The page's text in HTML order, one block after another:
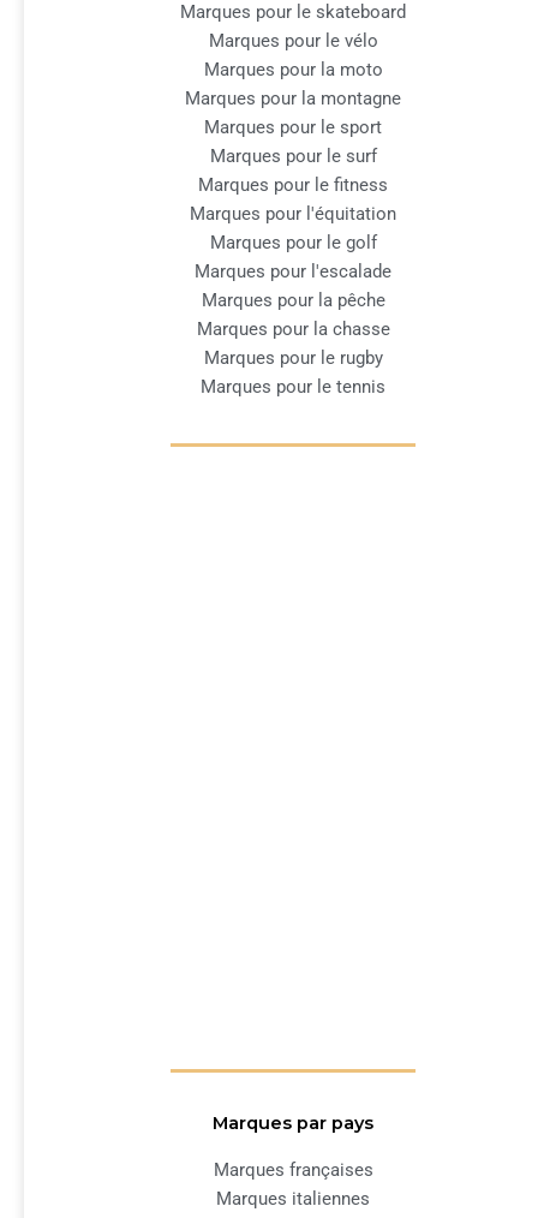
Marques pour le skateboard
Marques pour le vélo
Marques pour la moto
Marques pour la montagne
Marques pour le sport
Marques pour le surf
Marques pour le fitness
Marques pour l'équitation
Marques pour le golf
Marques pour l'escalade
Marques pour la pêche
Marques pour la chasse
Marques pour le rugby
Marques pour le tennis
Marques par pays
Marques françaises
Marques italiennes